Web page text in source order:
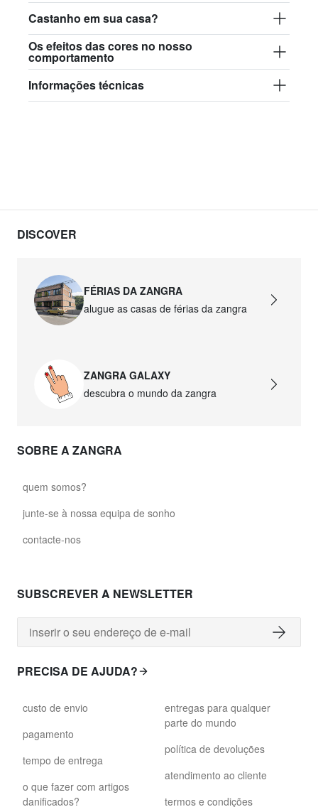
Castanho em sua casa?
Os efeitos das cores no nosso
comportamento
Informações técnicas
DISCOVER
FÉRIAS DA ZANGRA
alugue as casas de férias da zangra
ZANGRA GALAXY
descubra o mundo da zangra
SOBRE A ZANGRA
quem somos?
junte-se à nossa equipa de sonho
contacte-nos
SUBSCREVER A NEWSLETTER
PRECISA DE AJUDA?
custo de envio
pagamento
tempo de entrega
o que fazer com artigos
danificados?
entregas para qualquer
parte do mundo
política de devoluções
atendimento ao cliente
termos e condições